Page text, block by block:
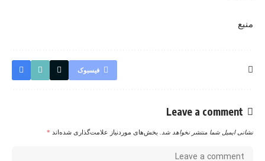
منبع
فیسبوک
Leave a comment
نشانی ایمیل شما منتشر نخواهد شد. بخش‌های موردنیاز علامت‌گذاری شده‌اند *